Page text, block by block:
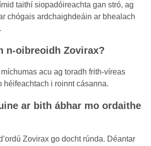
taithí siopadóireachta gan stró, ag
chógais ardchaighdeáin ar bhealach
n-oibreoidh Zovirax?
acu ag toradh frith-víreas
héifeachtach i roinnt cásanna.
ar bith ábhar mo ordaithe
Zovirax go docht rúnda. Déantar